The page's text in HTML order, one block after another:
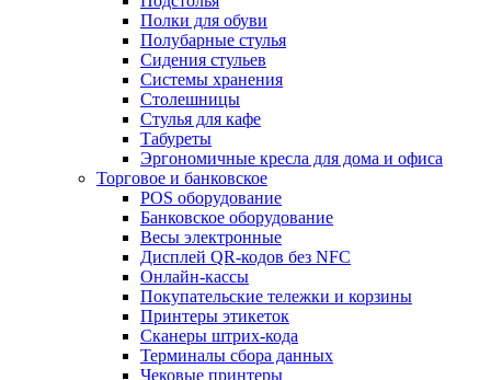
Полки для обуви
Полубарные стулья
Сидения стульев
Системы хранения
Столешницы
Стулья для кафе
Табуреты
Эргономичные кресла для дома и офиса
Торговое и банковское
POS оборудование
Банковское оборудование
Весы электронные
Дисплей QR-кодов без NFC
Онлайн-кассы
Покупательские тележки и корзины
Принтеры этикеток
Сканеры штрих-кода
Терминалы сбора данных
Чековые принтеры